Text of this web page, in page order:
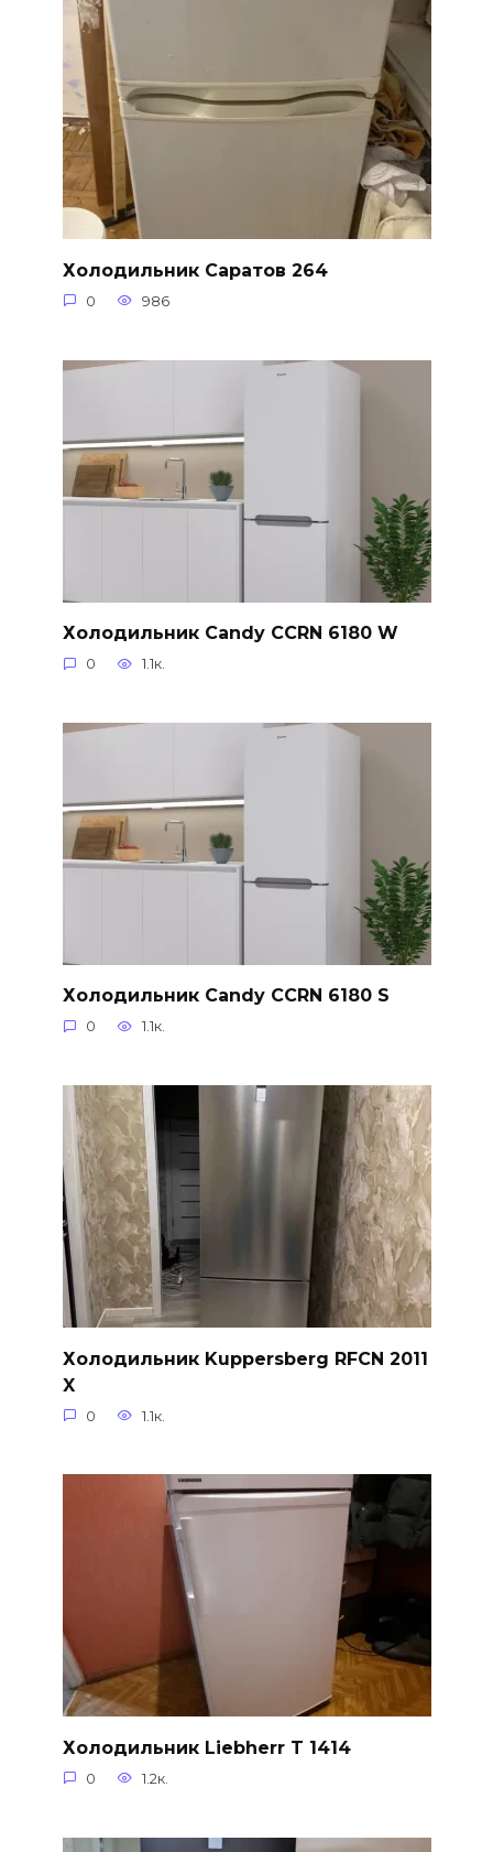
Холодильник Саратов 264
0 986
Холодильник Candy CCRN 6180 W
0 1.1к.
Холодильник Candy CCRN 6180 S
0 1.1к.
Холодильник Kuppersberg RFCN 2011
X
0 1.1к.
Холодильник Liebherr T 1414
0 1.2к.